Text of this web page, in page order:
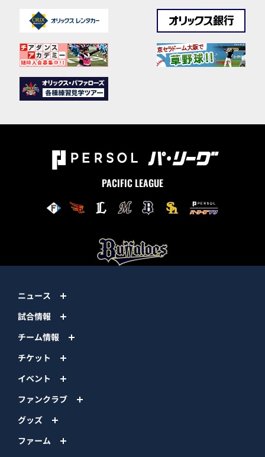
PACIFIC LEAGUE
ニュース
試合情報
チーム情報
チケット
イベント
ファンクラブ
グッズ
ファーム